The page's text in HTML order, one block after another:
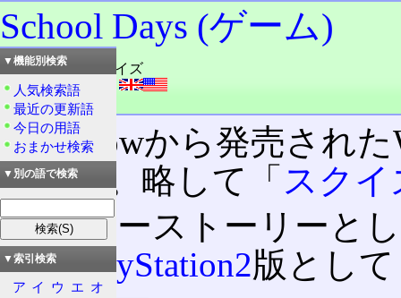
School Days (ゲーム)
読み：スクールデイズ
外語：School Days
品詞：商品名
Overflowから発売され
の一つ。略して「 スクイ
アナザーストーリーと
またPlayStation2版とし
▼機能別検索
人気検索語
最近の更新語
今日の用語
おまかせ検索
▼別の語で検索
▼索引検索
ア イ ウ エ オ